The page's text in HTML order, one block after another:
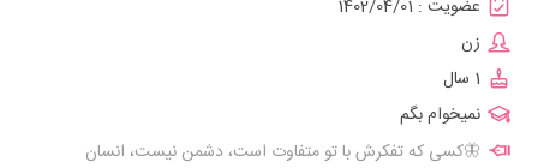
عضویت : 1402/04/01
زن
1 سال
نمیخوام بگم
🦋کسی که تفکرش با تو متفاوت است، دشمن نیست، انسان